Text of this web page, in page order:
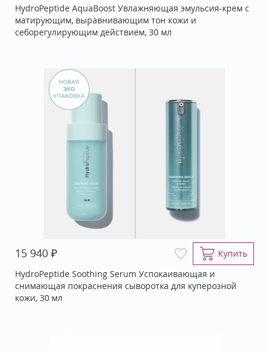
HydroPeptide AquaBoost Увлажняющая эмульсия-крем с
матирующим, выравнивающим тон кожи и
себорегулирующим действием, 30 мл
15 940 ₽
Купить
HydroPeptide Soothing Serum Успокаивающая и
снимающая покраснения сыворотка для куперозной
кожи, 30 мл